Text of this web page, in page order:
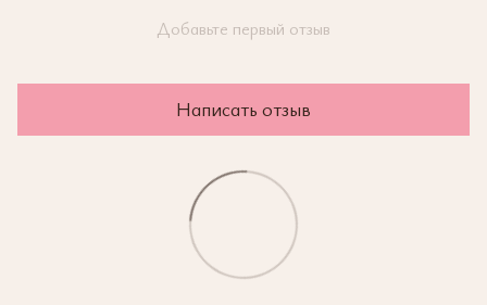
Добавьте первый отзыв
Написать отзыв